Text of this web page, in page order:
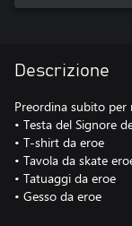
Descrizione
Preordina subito per
• Testa del Signore
• T-shirt da eroe
• Tavola da skate
• Tatuaggi da eroe
• Gesso da eroe